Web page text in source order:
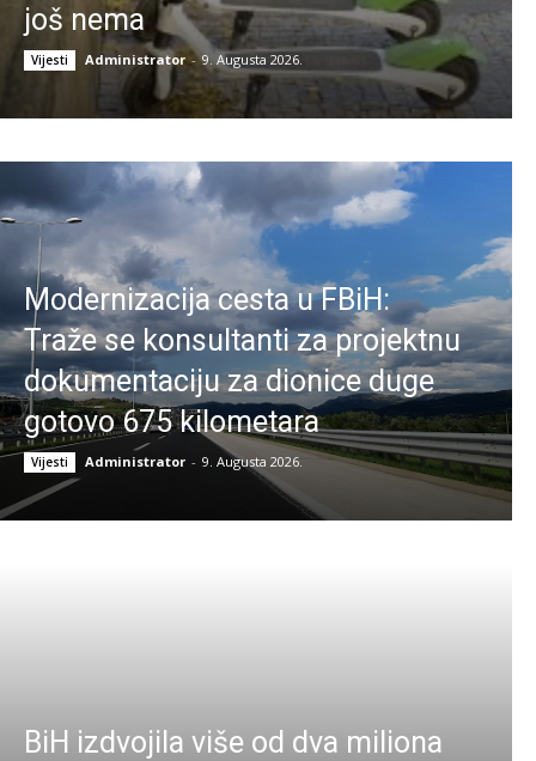
još nema
Vijesti Administrator - 9. Augusta 2026.
Modernizacija cesta u FBiH:
Traže se konsultanti za projektnu
dokumentaciju za dionice duge
gotovo 675 kilometara
Vijesti Administrator - 9. Augusta 2026.
BiH izdvojila više od dva miliona